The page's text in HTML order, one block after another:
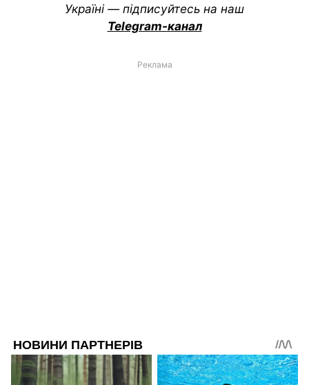
Україні — підписуйтесь на наш
Telegram-канал
Реклама